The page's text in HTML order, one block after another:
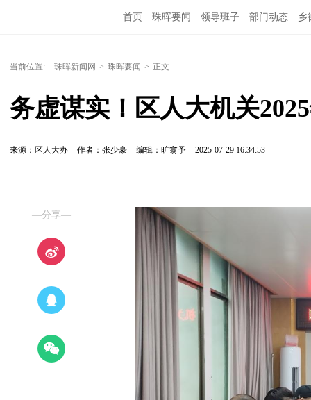
首页 珠晖要闻 领导班子 部门动态 乡
当前位置: 珠晖新闻网 > 珠晖要闻 > 正文
务虚谋实！区人大机关
来源：区人大办 作者：张少豪 编辑：旷翕予 2025-07-29 16:34:53
—分享—